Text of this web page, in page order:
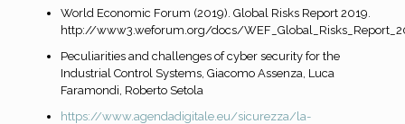
World Economic Forum (2019). Global Risks Report 2019.
http://www3.weforum.org/docs/
Peculiarities and challenges of cyber security for the
Industrial Control Systems, Giacomo Assenza, Luca
Faramondi, Roberto Setola
https://www.agendadigitale.eu/sicurezza/la-